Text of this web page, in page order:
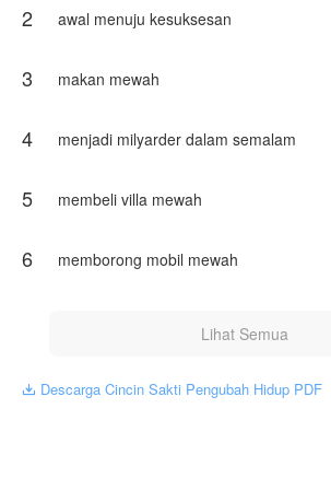
2 awal menuju kesuksesan
3 makan mewah
4 menjadi milyarder dalam semalam
5 membeli villa mewah
6 memborong mobil mewah
Lihat Semua
 Descarga Cincin Sakti Pengubah Hidup PDF